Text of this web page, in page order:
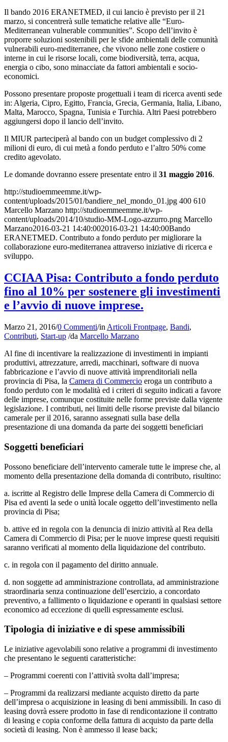
Il bando 2016 ERANETMED, il cui lancio è previsto per il 21
marzo, si concentrerà sulle tematiche relative alle “Euro-
Mediterranean vulnerable communities”. Scopo dell’invito è
proporre soluzioni sostenibili per le sfide ambientali delle comunità
vulnerabili euro-mediterranee, che vivono nelle zone costiere o
interne in cui le risorse locali, come biodiversità, terra, acqua,
energia o cibo, sono minacciate da fattori ambientali e socio-
economici.
Possono presentare proposte progettuali i team di ricerca aventi sede
in: Algeria, Cipro, Egitto, Francia, Grecia, Germania, Italia, Libano,
Malta, Marocco, Spagna, Tunisia e Turchia. Altri Paesi potrebbero
aggiungersi dopo il lancio dell’invito.
Il MIUR parteciperà al bando con un budget complessivo di 2
milioni di euro, di cui metà a fondo perduto e l’altro 50% come
credito agevolato.
Le domande dovranno essere presentate entro il 31 maggio 2016.
http://studioemmeemme.it/wp-
content/uploads/2015/01/bandiere_nel_mondo_01.jpg 400 610
Marcello Marzano http://studioemmeemme.it/wp-
content/uploads/2014/10/studio-MM-Logo-azzurro.png Marcello
Marzano2016-03-21 14:40:002016-03-21 14:40:00Bando
ERANETMED. Contributo a fondo perduto per migliorare la
collaborazione euro-mediterranea attraverso iniziative di ricerca e
sviluppo.
CCIAA Pisa: Contributo a fondo perduto
fino al 10% per sostenere gli investimenti
e l’avvio di nuove imprese.
Marzo 21, 2016/0 Commenti/in Articoli Frontpage, Bandi,
Contributi, Start-up /da Marcello Marzano
Al fine di incentivare la realizzazione di investimenti in impianti
produttivi, attrezzature, arredi, macchinari, software di nuova
fabbricazione e l’avvio di nuove attività imprenditoriali nella
provincia di Pisa, la Camera di Commercio eroga un contributo a
fondo perduto con le modalità ed i criteri di seguito indicati a favore
delle imprese, comunque costituite nelle forme previste dalla vigente
legislazione. I contributi, nei limiti delle risorse previste dal bilancio
camerale per il 2016, saranno assegnati sulla base della
presentazione di una domanda da parte dei soggetti beneficiari
Soggetti beneficiari
Possono beneficiare dell’intervento camerale tutte le imprese che, al
momento della presentazione della domanda di contributo, risultino:
a. iscritte al Registro delle Imprese della Camera di Commercio di
Pisa ed aventi la sede o unità locale oggetto dell’investimento nella
provincia di Pisa;
b. attive ed in regola con la denuncia di inizio attività al Rea della
Camera di Commercio di Pisa; per le nuove imprese questi requisiti
saranno verificati al momento della liquidazione del contributo.
c. in regola con il pagamento del diritto annuale.
d. non soggette ad amministrazione controllata, ad amministrazione
straordinaria senza continuazione dell’esercizio, a concordato
preventivo, a fallimento o liquidazione e operanti in qualsiasi settore
economico ad eccezione di quelli espressamente esclusi.
Tipologia di iniziative e di spese ammissibili
Le iniziative agevolabili sono relative a programmi di investimento
che presentano le seguenti caratteristiche:
– Programmi coerenti con l’attività svolta dall’impresa;
– Programmi da realizzarsi mediante acquisto diretto da parte
dell’impresa o acquisizione in leasing di beni ammissibili. In caso di
leasing dovrà essere prodotto in fase di rendicontazione il contratto
di leasing e copia conforme della fattura di acquisto da parte della
società di leasing. Non è ammesso il lease back;